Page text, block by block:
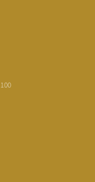
100 דרכים לאבד את עצמך בהודו